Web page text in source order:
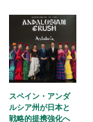
スペイン・アンダ
ルシア州が日本と
戦略的提携強化へ